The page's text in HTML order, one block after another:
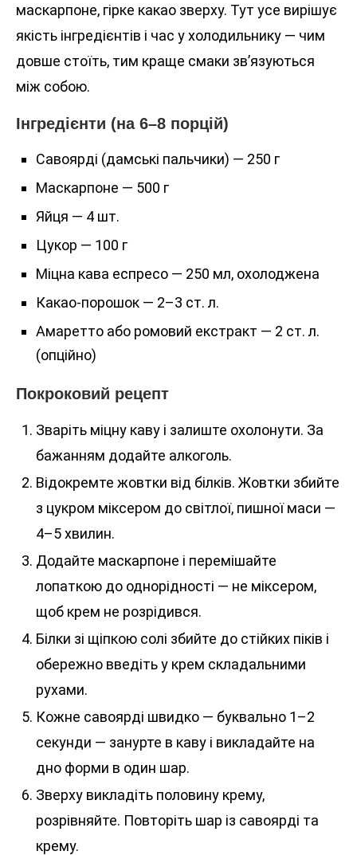
маскарпоне, гірке какао зверху. Тут усе вирішує
якість інгредієнтів і час у холодильнику — чим
довше стоїть, тим краще смаки зв’язуються
між собою.
Інгредієнти (на 6–8 порцій)
Савоярді (дамські пальчики) — 250 г
Маскарпоне — 500 г
Яйця — 4 шт.
Цукор — 100 г
Міцна кава еспресо — 250 мл, охолоджена
Какао-порошок — 2–3 ст. л.
Амаретто або ромовий екстракт — 2 ст. л.
(опційно)
Покроковий рецепт
Зваріть міцну каву і залиште охолонути. За
бажанням додайте алкоголь.
Відокремте жовтки від білків. Жовтки збийте
з цукром міксером до світлої, пишної маси —
4–5 хвилин.
Додайте маскарпоне і перемішайте
лопаткою до однорідності — не міксером,
щоб крем не розрідився.
Білки зі щіпкою солі збийте до стійких піків і
обережно введіть у крем складальними
рухами.
Кожне савоярді швидко — буквально 1–2
секунди — занурте в каву і викладайте на
дно форми в один шар.
Зверху викладіть половину крему,
розрівняйте. Повторіть шар із савоярді та
крему.